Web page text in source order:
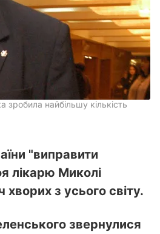
найбільшу кількість
"виправити
лікарю Миколі
з усього світу.
звернулися